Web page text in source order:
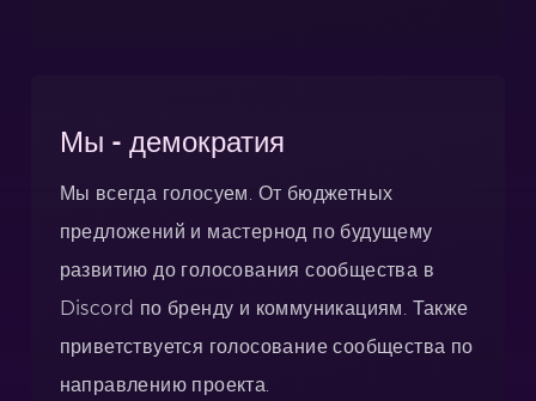
Мы - демократия
Мы всегда голосуем. От бюджетных
предложений и мастернод по будущему
развитию до голосования сообщества в
Discord по бренду и коммуникациям. Также
приветствуется голосование сообщества по
направлению проекта.